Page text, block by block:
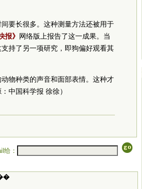
要长很多。这种测量方法还被用于
报》
网络版上报告了这一成果。当
持了另一项研究，即狗偏好观看其
物种类的声音和面部表情。这种才
中国科学报 徐徐）
给：